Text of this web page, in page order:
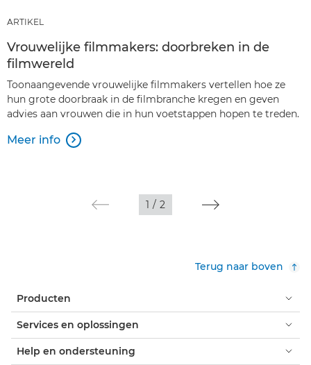
ARTIKEL
Vrouwelijke filmmakers: doorbreken in de
filmwereld
Toonaangevende vrouwelijke filmmakers vertellen hoe ze
hun grote doorbraak in de filmbranche kregen en geven
advies aan vrouwen die in hun voetstappen hopen te treden.
Meer info 
1 / 2
Terug naar boven
Producten
Services en oplossingen
Help en ondersteuning